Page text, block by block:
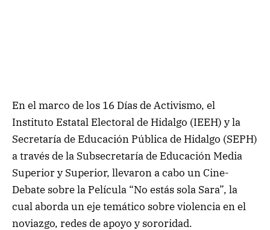
En el marco de los 16 Días de Activismo, el
Instituto Estatal Electoral de Hidalgo (IEEH) y la
Secretaría de Educación Pública de Hidalgo (SEPH)
a través de la Subsecretaría de Educación Media
Superior y Superior, llevaron a cabo un Cine-
Debate sobre la Película “No estás sola Sara”, la
cual aborda un eje temático sobre violencia en el
noviazgo, redes de apoyo y sororidad.